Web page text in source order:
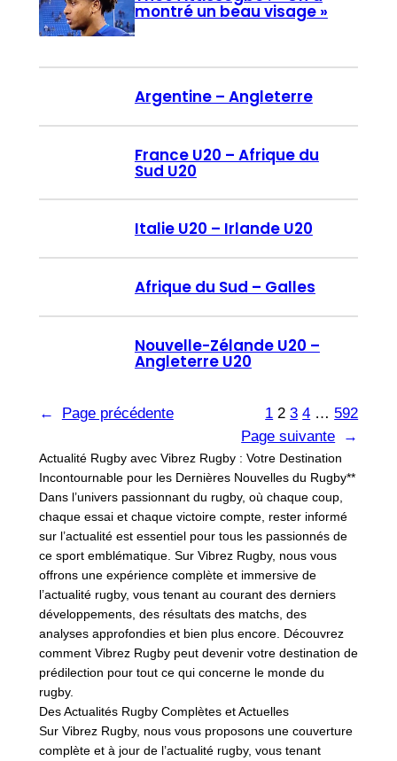
montré un beau visage »
Argentine – Angleterre
France U20 – Afrique du
Sud U20
Italie U20 – Irlande U20
Afrique du Sud – Galles
Nouvelle-Zélande U20 –
Angleterre U20
← Page précédente 1 2 3 4 … 592
Page suivante
→
Actualité Rugby avec Vibrez Rugby : Votre Destination
Incontournable pour les Dernières Nouvelles du Rugby**
Dans l’univers passionnant du rugby, où chaque coup,
chaque essai et chaque victoire compte, rester informé
sur l’actualité est essentiel pour tous les passionnés de
ce sport emblématique. Sur Vibrez Rugby, nous vous
offrons une expérience complète et immersive de
l’actualité rugby, vous tenant au courant des derniers
développements, des résultats des matchs, des
analyses approfondies et bien plus encore. Découvrez
comment Vibrez Rugby peut devenir votre destination de
prédilection pour tout ce qui concerne le monde du
rugby.
Des Actualités Rugby Complètes et Actuelles
Sur Vibrez Rugby, nous vous proposons une couverture
complète et à jour de l’actualité rugby, vous tenant